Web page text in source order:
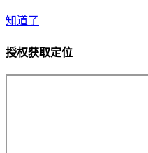
知道了
授权获取定位